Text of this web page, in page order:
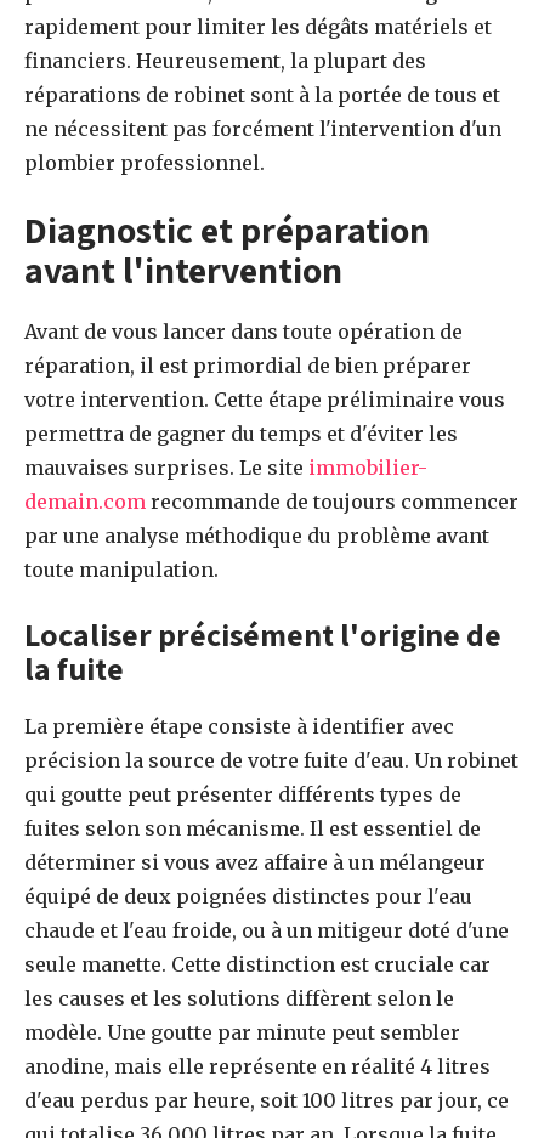
rapidement pour limiter les dégâts matériels et
financiers. Heureusement, la plupart des
réparations de robinet sont à la portée de tous et
ne nécessitent pas forcément l'intervention d'un
plombier professionnel.
Diagnostic et préparation
avant l'intervention
Avant de vous lancer dans toute opération de
réparation, il est primordial de bien préparer
votre intervention. Cette étape préliminaire vous
permettra de gagner du temps et d'éviter les
mauvaises surprises. Le site immobilier-
demain.com recommande de toujours commencer
par une analyse méthodique du problème avant
toute manipulation.
Localiser précisément l'origine de
la fuite
La première étape consiste à identifier avec
précision la source de votre fuite d'eau. Un robinet
qui goutte peut présenter différents types de
fuites selon son mécanisme. Il est essentiel de
déterminer si vous avez affaire à un mélangeur
équipé de deux poignées distinctes pour l'eau
chaude et l'eau froide, ou à un mitigeur doté d'une
seule manette. Cette distinction est cruciale car
les causes et les solutions diffèrent selon le
modèle. Une goutte par minute peut sembler
anodine, mais elle représente en réalité 4 litres
d'eau perdus par heure, soit 100 litres par jour, ce